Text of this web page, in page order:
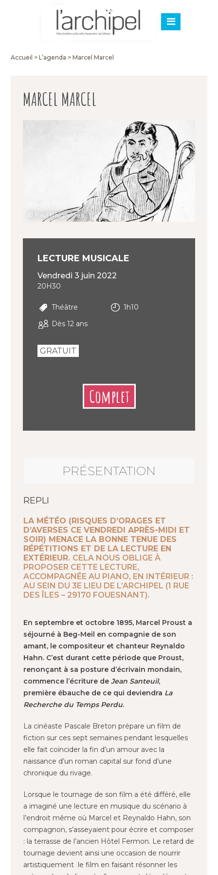
Accueil >L’agenda >Marcel Marcel
MARCEL MARCEL
© Paul Baignières
LECTURE MUSICALE
vendredi 3 juin 2022
20H30
Théâtre
1h10
Dès 12 ans
GRATUIT
Complet
PRÉSENTATION
REPLI
LA MÉTÉO (RISQUES D’ORAGES ET
D’AVERSES CE VENDREDI APRÈS-MIDI ET
SOIR) MENACE LA BONNE TENUE DES
RÉPÉTITIONS ET DE LA LECTURE EN
EXTÉRIEUR. CELA NOUS OBLIGE À
PROPOSER CETTE LECTURE,
ACCOMPAGNÉE AU PIANO, EN INTÉRIEUR :
AU SEIN DU 3E LIEU DE L’ARCHIPEL (1 RUE
DES ÎLES – 29170 FOUESNANT).
En septembre et octobre 1895, Marcel Proust a
séjourné à Beg-Meil en compagnie de son
amant, le compositeur et chanteur Reynaldo
Hahn. C’est durant cette période que Proust,
renonçant à sa posture d’écrivain mondain,
commence l’écriture deJean Santeuil,
première ébauche de ce qui deviendra La
Recherche du Temps Perdu.
La cinéaste Pascale Breton prépare un film de
fiction sur ces sept semaines pendant lesquelles
elle fait coïncider la fin d’un amour avec la
naissance d’un roman capital sur fond d’une
chronique du rivage.
Lorsque le tournage de son film a été différé, elle
a imaginé une lecture en musique du scénario à
l’endroit même où Marcel et Reynaldo Hahn, son
compagnon, s’asseyaient pour écrire et composer
: la terrasse de l’ancien Hôtel Fermon. Le retard de
tournage devient ainsi une occasion de nourrir
artistiquement le film en faisant résonner les